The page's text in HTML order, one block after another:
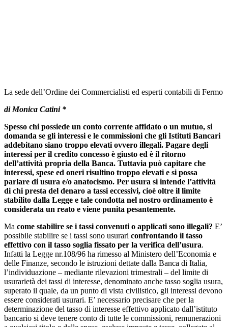
La sede dell’Ordine dei Commercialisti ed esperti contabili di Fermo
di Monica Catini *
Spesso chi possiede un conto corrente affidato o un mutuo, si
domanda se gli interessi e le commissioni che gli Istituti Bancari
addebitano siano troppo elevati ovvero illegali. Pagare degli
interessi per il credito concesso è giusto ed è il ritorno
dell’attività propria della Banca. Tuttavia può capitare che
interessi, spese ed oneri risultino troppo elevati e si possa
parlare di usura e/o anatocismo. Per usura si intende l’attività
di chi presta del denaro a tassi eccessivi, cioè oltre il limite
stabilito dalla Legge e tale condotta nel nostro ordinamento è
considerata un reato e viene punita pesantemente.
Ma come stabilire se i tassi convenuti o applicati sono illegali? E’
possibile stabilire se i tassi sono usurari confrontando il tasso
effettivo con il tasso soglia fissato per la verifica dell’usura.
Infatti la Legge nr.108/96 ha rimesso al Ministero dell’Economia e
delle Finanze, secondo le istruzioni dettate dalla Banca di Italia,
l’individuazione – mediante rilevazioni trimestrali – del limite di
usurarietà dei tassi di interesse, denominato anche tasso soglia usura,
superato il quale, da un punto di vista civilistico, gli interessi devono
essere considerati usurari. E’ necessario precisare che per la
determinazione del tasso di interesse effettivo applicato dall’istituto
bancario si deve tenere conto di tutte le commissioni, remunerazioni